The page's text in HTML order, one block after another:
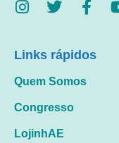
Links rápidos
Quem Somos
Congresso
LojinhAE